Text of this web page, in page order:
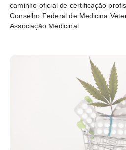
caminho oficial de certificação
Conselho Federal de Medicina
Associação Medicinal